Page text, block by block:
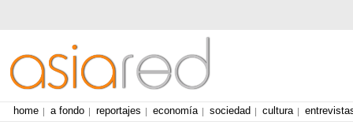
home a fondo reportajes economía sociedad cultura